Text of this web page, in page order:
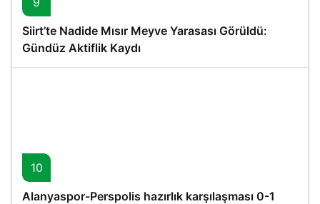
Siirt’te Nadide Mısır Meyve Yarasası Görüldü:
Gündüz Aktiflik Kaydı
10
Alanyaspor-Perspolis hazırlık karşılaşması 0-1